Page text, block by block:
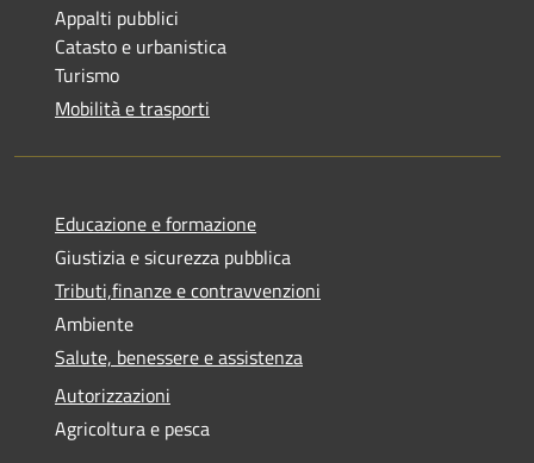
Appalti pubblici
Catasto e urbanistica
Turismo
Mobilità e trasporti
Educazione e formazione
Giustizia e sicurezza pubblica
Tributi,finanze e contravvenzioni
Ambiente
Salute, benessere e assistenza
Autorizzazioni
Agricoltura e pesca